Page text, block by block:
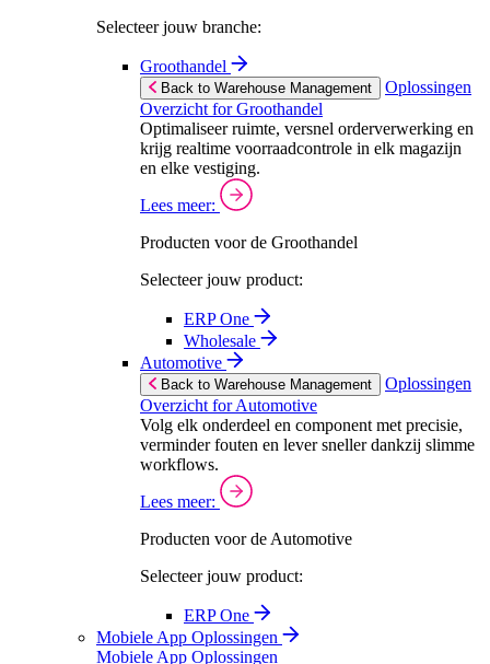
Selecteer jouw branche:
Groothandel
Back to Warehouse Management
Oplossingen
Overzicht for Groothandel
Optimaliseer ruimte, versnel orderverwerking en
krijg realtime voorraadcontrole in elk magazijn
en elke vestiging.
Lees meer:
Producten voor de Groothandel
Selecteer jouw product:
ERP One
Wholesale
Automotive
Back to Warehouse Management
Oplossingen
Overzicht for Automotive
Volg elk onderdeel en component met precisie,
verminder fouten en lever sneller dankzij slimme
workflows.
Lees meer:
Producten voor de Automotive
Selecteer jouw product:
ERP One
Mobiele App Oplossingen
Mobiele App Oplossingen